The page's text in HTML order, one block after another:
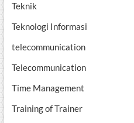
Teknik
Teknologi Informasi
telecommunication
Telecommunication
Time Management
Training of Trainer